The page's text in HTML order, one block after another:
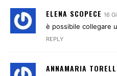
ELENA SCOPECE 16
è possibile collegare
REPLY
ANNAMARIA